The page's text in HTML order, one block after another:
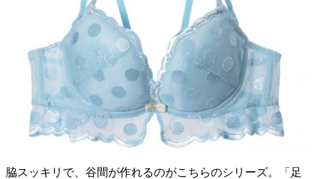
脇スッキリで、谷間が作れるのがこちらのシリーズ。「足